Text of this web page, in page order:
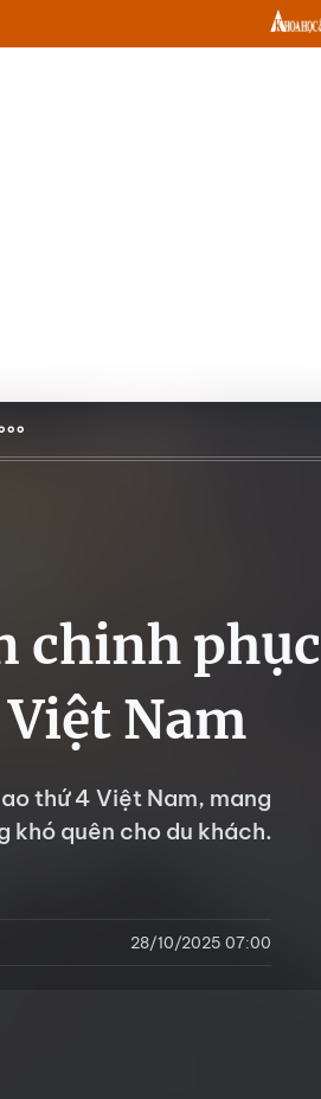
chinh phục
Nam
thứ 4 Việt Nam, mang
khó quên cho du khách.
28/10/2025 07:00